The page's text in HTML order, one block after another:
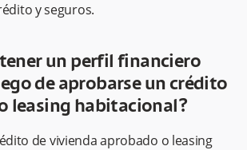
y seguros.
un perfil financiero
de aprobarse un crédito
leasing habitacional?
de vivienda aprobado o leasing